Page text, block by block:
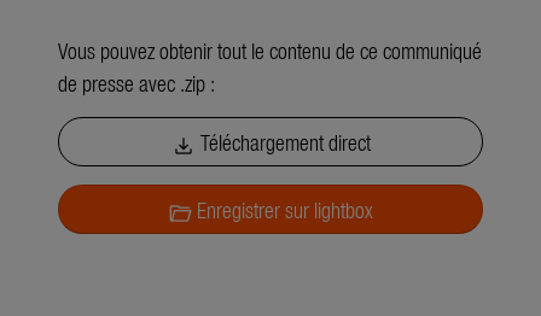
Vous pouvez obtenir tout le contenu de ce communiqué
de presse avec .zip :
download Téléchargement direct
folder_open Enregistrer sur lightbox